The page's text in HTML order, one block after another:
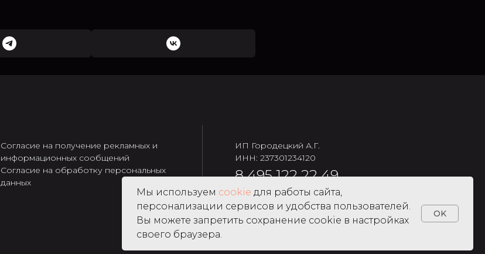
Согласие на получение рекламных и
информационных сообщений
Согласие на обработку персональных
данных
ИП Городецкий А.Г.
ИНН: 237301234120
8 495 122 22 49
Мы используем cookie для работы сайта,
персонализации сервисов и удобства пользователей.
Вы можете запретить сохранение cookie в настройках
своего браузера.
OK